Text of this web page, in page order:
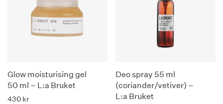
Glow moisturising gel
50 ml – L:a Bruket
430 kr
Deo spray 55 ml
(coriander/vetiver) –
L:a Bruket